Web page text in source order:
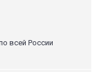
всей России